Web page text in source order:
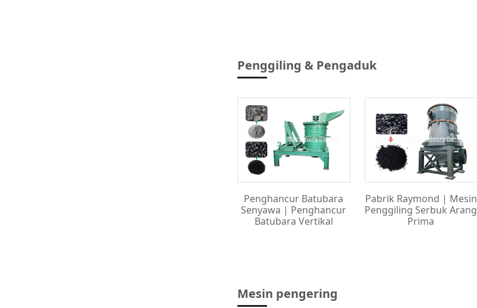
Penggiling & Pengaduk
Penghancur Batubara
Senyawa | Penghancur
Batubara Vertikal
Pabrik Raymond | Mesin
Penggiling Serbuk Arang
Prima
Mesin pengering